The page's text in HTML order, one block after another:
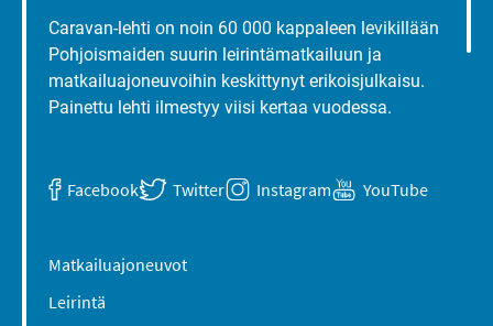
Caravan-lehti on noin 60 000 kappaleen levikillään
Pohjoismaiden suurin leirintämatkailuun ja
matkailuajoneuvoihin keskittynyt erikoisjulkaisu.
Painettu lehti ilmestyy viisi kertaa vuodessa.
Facebook Twitter Instagram YouTube
Matkailuajoneuvot
Leirintä